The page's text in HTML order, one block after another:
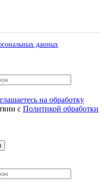
данных
на обработку
с Политикой обработки